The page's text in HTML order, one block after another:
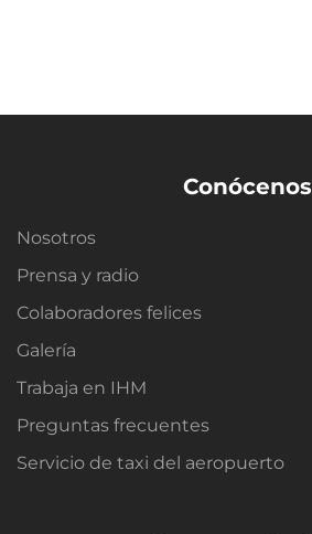
Conócenos
Nosotros
Prensa y radio
Colaboradores felices
Galería
Trabaja en IHM
Preguntas frecuentes
Servicio de taxi del aeropuerto